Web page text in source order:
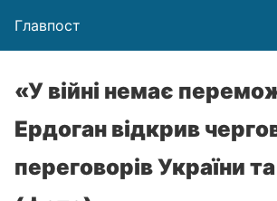
Главпост
«У війні немає
Ердоган відкрив
переговорів України та